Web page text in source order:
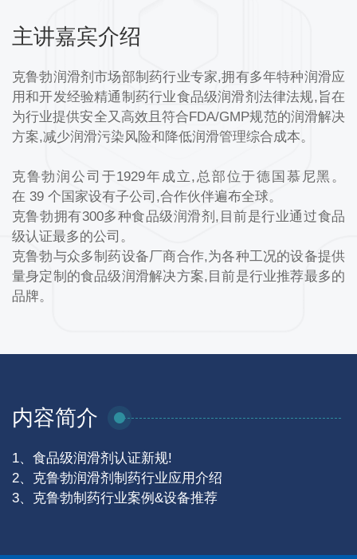
主讲嘉宾介绍
克鲁勃润滑剂市场部制药行业专家,拥有多年特种润滑应
用和开发经验精通制药行业食品级润滑剂法律法规,旨在
为行业提供安全又高效且符合FDA/GMP规范的润滑解决
方案,减少润滑污染风险和降低润滑管理综合成本。
克鲁勃润公司于1929年成立,总部位于德国慕尼黑。
在 39 个国家设有子公司,合作伙伴遍布全球。
克鲁勃拥有300多种食品级润滑剂,目前是行业通过食品
级认证最多的公司。
克鲁勃与众多制药设备厂商合作,为各种工况的设备提供
量身定制的食品级润滑解决方案,目前是行业推荐最多的
品牌。
内容简介
1、食品级润滑剂认证新规!
2、克鲁勃润滑剂制药行业应用介绍
3、克鲁勃制药行业案例&设备推荐